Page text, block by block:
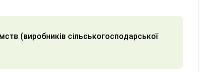
(виробників сільськогосподарської